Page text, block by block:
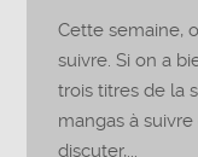
Cette semaine,
suivre. Si on a
trois titres de la
mangas à
discuter,...